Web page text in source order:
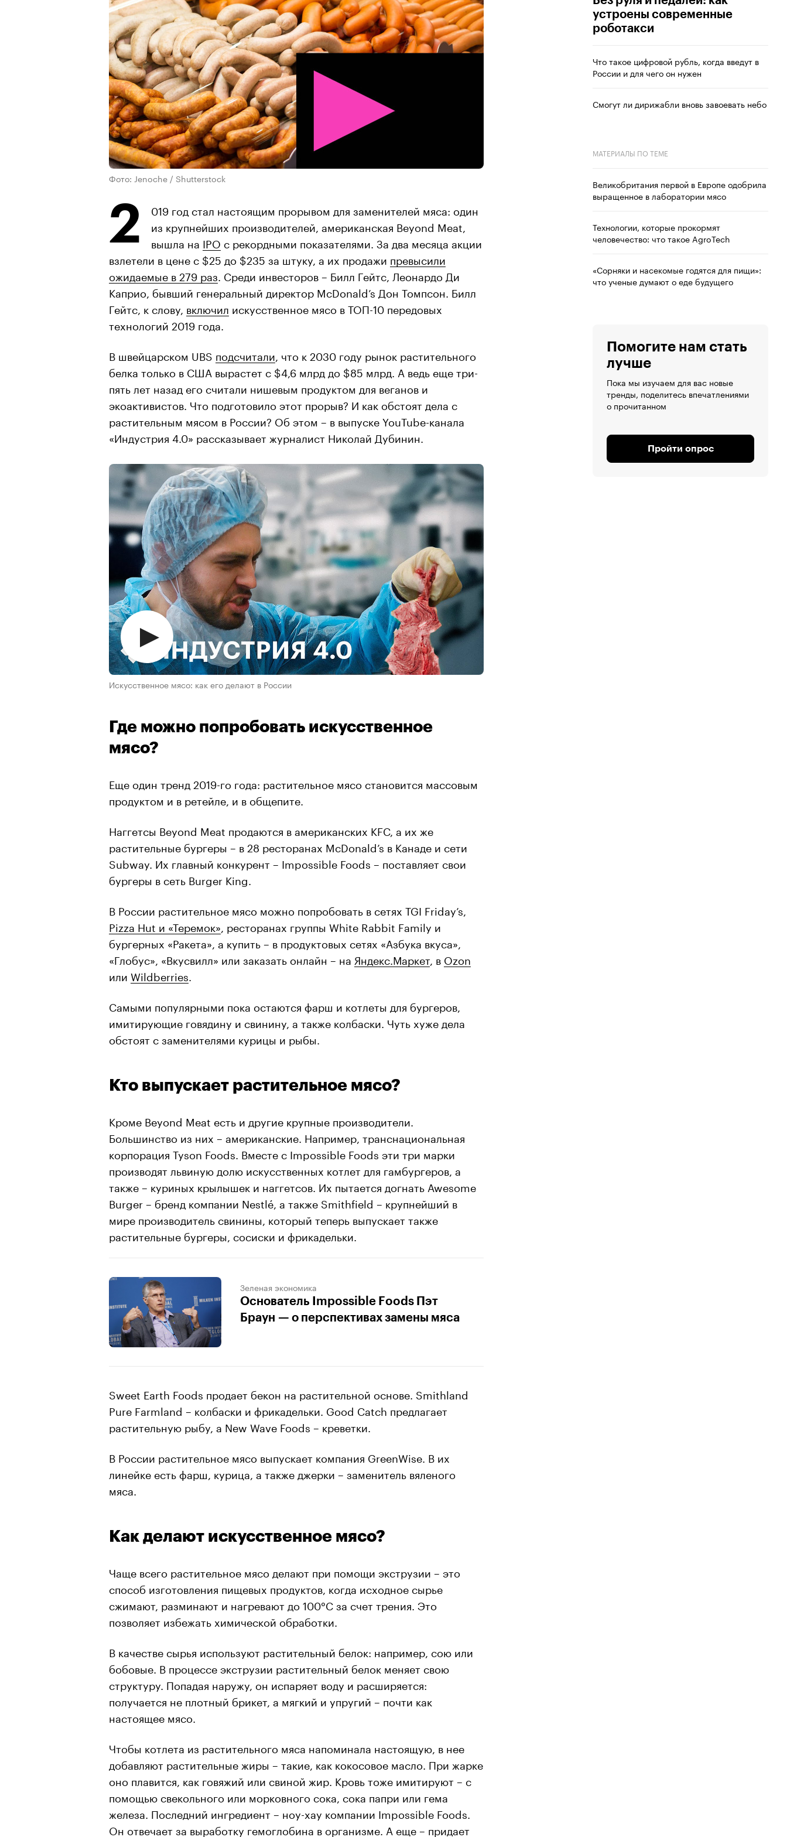
Фото: Jenoche / Shutterstock
2
019 год стал настоящим прорывом для заменителей мяса: один
из крупнейших производителей, американская Beyond Meat,
вышла на IPO с рекордными показателями. За два месяца акции
взлетели в цене с $25 до $235 за штуку, а их продажи превысили
ожидаемые в 279 раз . Среди инвесторов – Билл Гейтс, Леонардо Ди
Каприо, бывший генеральный директор McDonald’s Дон Томпсон. Билл
Гейтс, к слову, включил искусственное мясо в ТОП-10 передовых
технологий 2019 года.
В швейцарском UBS подсчитали , что к 2030 году рынок растительного
белка только в США вырастет с $4,6 млрд до $85 млрд. А ведь еще три-
пять лет назад его считали нишевым продуктом для веганов и
экоактивистов. Что подготовило этот прорыв? И как обстоят дела с
растительным мясом в России? Об этом – в выпуске YouTube-канала
«Индустрия 4.0» рассказывает журналист Николай Дубинин.
Искусственное мясо: как его делают в России
Где можно попробовать искусственное
мясо?
Еще один тренд 2019-го года: растительное мясо становится массовым
продуктом и в ретейле, и в общепите.
Наггетсы Beyond Meat продаются в американских KFC, а их же
растительные бургеры – в 28 ресторанах McDonald’s в Канаде и сети
Subway. Их главный конкурент – Impossible Foods – поставляет свои
бургеры в сеть Burger King.
В России растительное мясо можно попробовать в сетях TGI Friday’s,
Pizza Hut и «Теремок» , ресторанах группы White Rabbit Family и
бургерных «Ракета», а купить – в продуктовых сетях «Азбука вкуса»,
«Глобус», «Вкусвилл» или заказать онлайн – на Яндекс.Маркет, в Ozon
или Wildberries
Самыми популярными пока остаются фарш и котлеты для бургеров,
имитирующие говядину и свинину, а также колбаски. Чуть хуже дела
обстоят с заменителями курицы и рыбы.
Кто выпускает растительное мясо?
Кроме Beyond Meat есть и другие крупные производители.
Большинство из них – американские. Например, транснациональная
корпорация Tyson Foods. Вместе с Impossible Foods эти три марки
производят львиную долю искусственных котлет для гамбургеров, а
также – куриных крылышек и наггетсов. Их пытается догнать Awesome
Burger – бренд компании Nestlé, а также Smithfield – крупнейший в
мире производитель свинины, который теперь выпускает также
растительные бургеры, сосиски и фрикадельки.
Зеленая экономика
Основатель Impossible Foods Пэт
Браун — о перспективах замены мяса
Sweet Earth Foods продает бекон на растительной основе. Smithland
Pure Farmland – колбаски и фрикадельки. Good Catch предлагает
растительную рыбу, а New Wave Foods – креветки.
В России растительное мясо выпускает компания GreenWise. В их
линейке есть фарш, курица, а также джерки – заменитель вяленого
мяса.
Как делают искусственное мясо?
Чаще всего растительное мясо делают при помощи экструзии – это
способ изготовления пищевых продуктов, когда исходное сырье
сжимают, разминают и нагревают до 100°C за счет трения. Это
позволяет избежать химической обработки.
В качестве сырья используют растительный белок: например, сою или
бобовые. В процессе экструзии растительный белок меняет свою
структуру. Попадая наружу, он испаряет воду и расширяется:
получается не плотный брикет, а мягкий и упругий – почти как
настоящее мясо.
Чтобы котлета из растительного мяса напоминала настоящую, в нее
добавляют растительные жиры – такие, как кокосовое масло. При жарке
оно плавится, как говяжий или свиной жир. Кровь тоже имитируют – с
помощью свекольного или морковного сока, сока папри или гема
железа. Последний ингредиент – ноу-хау компании Impossible Foods.
Он отвечает за выработку гемоглобина в организме. А еще – придает
устроены современные
роботакси
Что такое цифровой рубль, когда введут в
России и для чего он нужен
Смогут ли дирижабли вновь завоевать небо
МАТЕРИАЛЫ ПО ТЕМЕ
Великобритания первой в Европе одобрила
выращенное в лаборатории мясо
Технологии, которые прокормят
человечество: что такое AgroTech
«Сорняки и насекомые годятся для пищи»:
что ученые думают о еде будущего
Помогите нам стать
лучше
Пока мы изучаем для вас новые
тренды, поделитесь впечатлениями
о прочитанном
Пройти опрос